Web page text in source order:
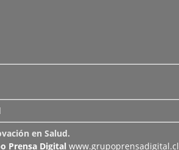
en Salud.
Prensa Digital www.grupoprensadigital.cl